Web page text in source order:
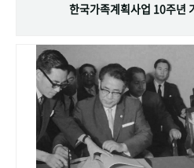
한국가족계획사업 10주년